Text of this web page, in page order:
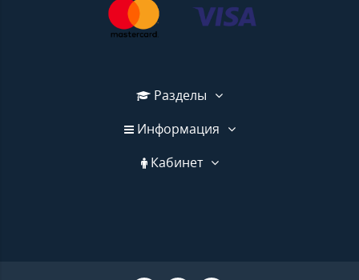
Разделы
Информация
Кабинет